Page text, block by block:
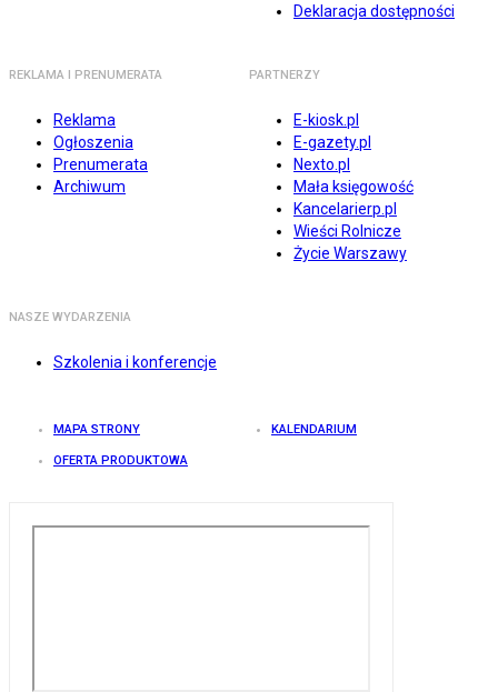
Deklaracja dostępności
REKLAMA I PRENUMERATA
Reklama
Ogłoszenia
Prenumerata
Archiwum
PARTNERZY
E-kiosk.pl
E-gazety.pl
Nexto.pl
Mała księgowość
Kancelarierp.pl
Wieści Rolnicze
Życie Warszawy
NASZE WYDARZENIA
Szkolenia i konferencje
MAPA STRONY KALENDARIUM
OFERTA PRODUKTOWA